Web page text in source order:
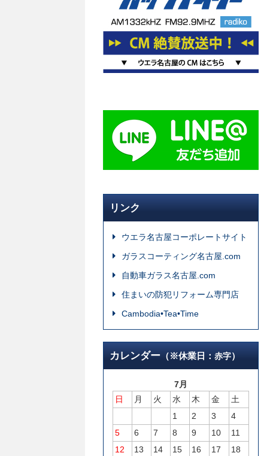
リンク
ウエラ名古屋コーポレートサイト
ガラスコーティング名古屋.com
自動車ガラス名古屋.com
住まいの防犯リフォーム専門店
Cambodia•Tea•Time
カレンダー （※休業日： 赤字）
7月
日
月 火 水 木 金
土
1
2 3
4
5
6 7 8 9 10
11
12
13 14 15 16 17 18